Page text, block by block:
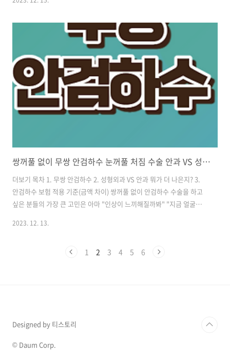
없어도 졸리지 않는다. 5. 밖에서 장 보고 오면 냉장고에 물건을 바로 정
면 곧바로 물건 꺼내고, 송장 찢고, 테이프 완벽하게 뜯어서, 차곡차곡 정
리한다. 8. 하루가 24시간이면 거의 14시간 동안 풀 각성 상태. 더 있는데
간략하게 적으면 이 정도. 요즘 부모님들은 혹시 자신의 아이가 조용한
adhd, 아동 adhd가 아닐까 하는 의..
쌍꺼풀 없이 무쌍 안검하수 눈꺼풀 처짐 수술 안과 VS 성형외과
더보기 목차 1. 무쌍 안검하수 2. 성형외과 VS 안과 뭐가 더 나은지? 3.
안검하수 보험 적용 기준(금액 차이) 쌍꺼풀 없이 안검하수 수술을 하고
싶은 분들의 가장 큰 고민은 아마 "인상이 느끼해질까봐" "지금 얼굴이
확실히 눈에 줄을 긋냐 마냐에 따라 인상이 크게 달라집니다. 그 부분에
지 아닌지 모르시는 분들은 "안검하수 진단" 사이트로 가면 확인할 수 있
2023. 12. 13.
1 2 3 4 5 6
Designed by 티스토리
© Daum Corp.